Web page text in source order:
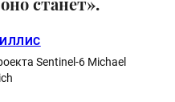
Sentinel-6 Michael